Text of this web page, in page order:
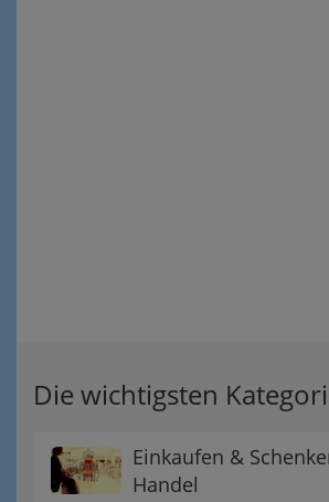
Die wichtigsten
Einkaufen &
Handel